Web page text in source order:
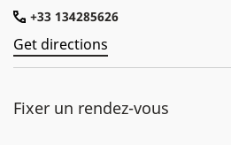
+33 134285626
Get directions
Fixer un rendez-vous